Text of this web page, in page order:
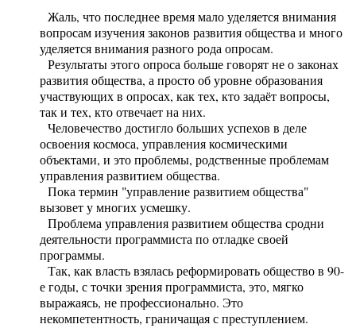
Жаль, что последнее время мало уделяется внимания
вопросам изучения законов развития общества и много
уделяется внимания разного рода опросам.
Результаты этого опроса больше говорят не о законах
развития общества, а просто об уровне образования
участвующих в опросах, как тех, кто задаёт вопросы,
так и тех, кто отвечает на них.
Человечество достигло больших успехов в деле
освоения космоса, управления космическими
объектами, и это проблемы, родственные проблемам
управления развитием общества.
Пока термин "управление развитием общества"
вызовет у многих усмешку.
Проблема управления развитием общества сродни
деятельности программиста по отладке своей
программы.
Так, как власть взялась реформировать общество в 90-
е годы, с точки зрения программиста, это, мягко
выражаясь, не профессионально. Это
некомпетентность, граничащая с преступлением.